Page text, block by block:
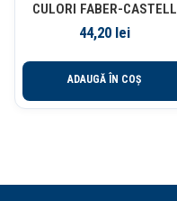
CULORI FABER-CASTELL
44,20 lei
ADAUGĂ ÎN COȘ